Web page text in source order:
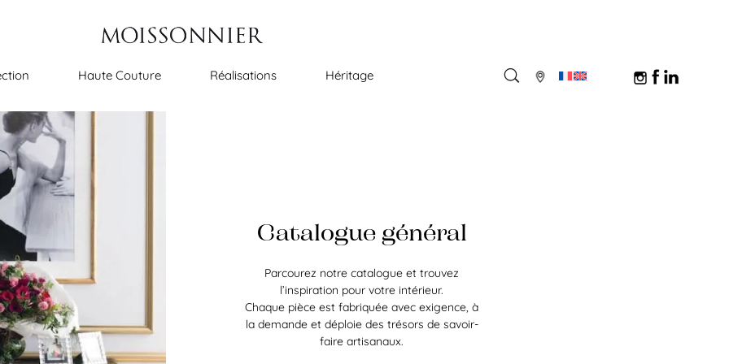
Haute Couture Réalisations Héritage
Catalogue général
Parcourez notre catalogue et trouvez
l’inspiration pour votre intérieur.
Chaque pièce est fabriquée avec exigence, à
la demande et déploie des trésors de savoir-
faire artisanaux.